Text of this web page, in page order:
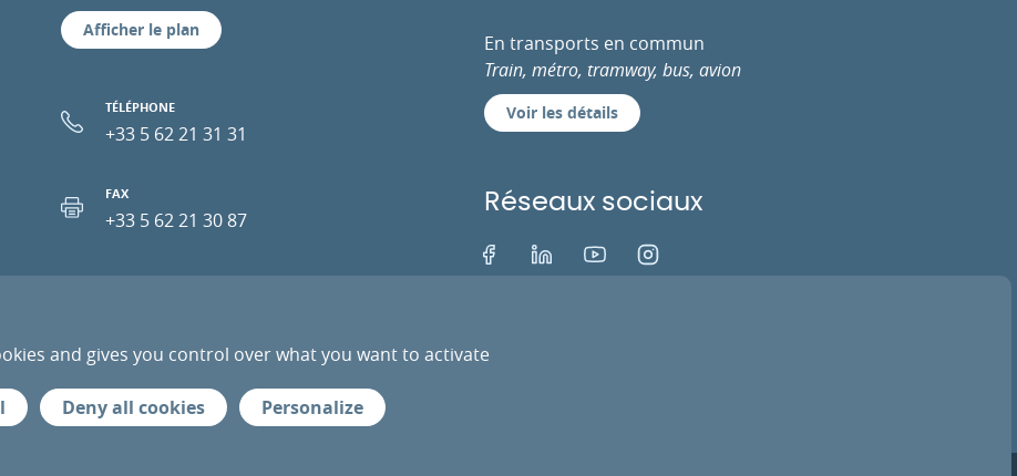
Afficher le plan
TÉLÉPHONE
+33 5 62 21 31 31
FAX
+33 5 62 21 30 87
En transports en commun
Train, métro, tramway, bus, avion
Voir les détails
Réseaux sociaux
FacebookLinkedIn Youtube Instagram
PRESSE PRESTATAIRES ESPACE PRO
and gives you control over what you want to activate
Deny all cookies Personalize